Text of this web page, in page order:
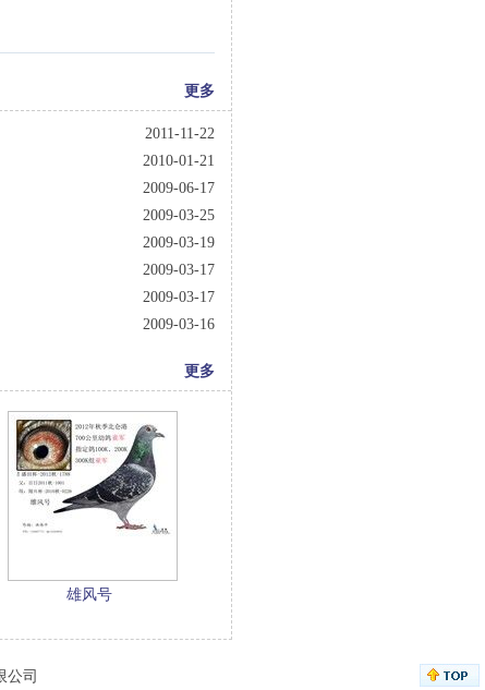
更多
2011-11-22
2010-01-21
2009-06-17
2009-03-25
2009-03-19
2009-03-17
2009-03-17
2009-03-16
更多
雄风号
公司